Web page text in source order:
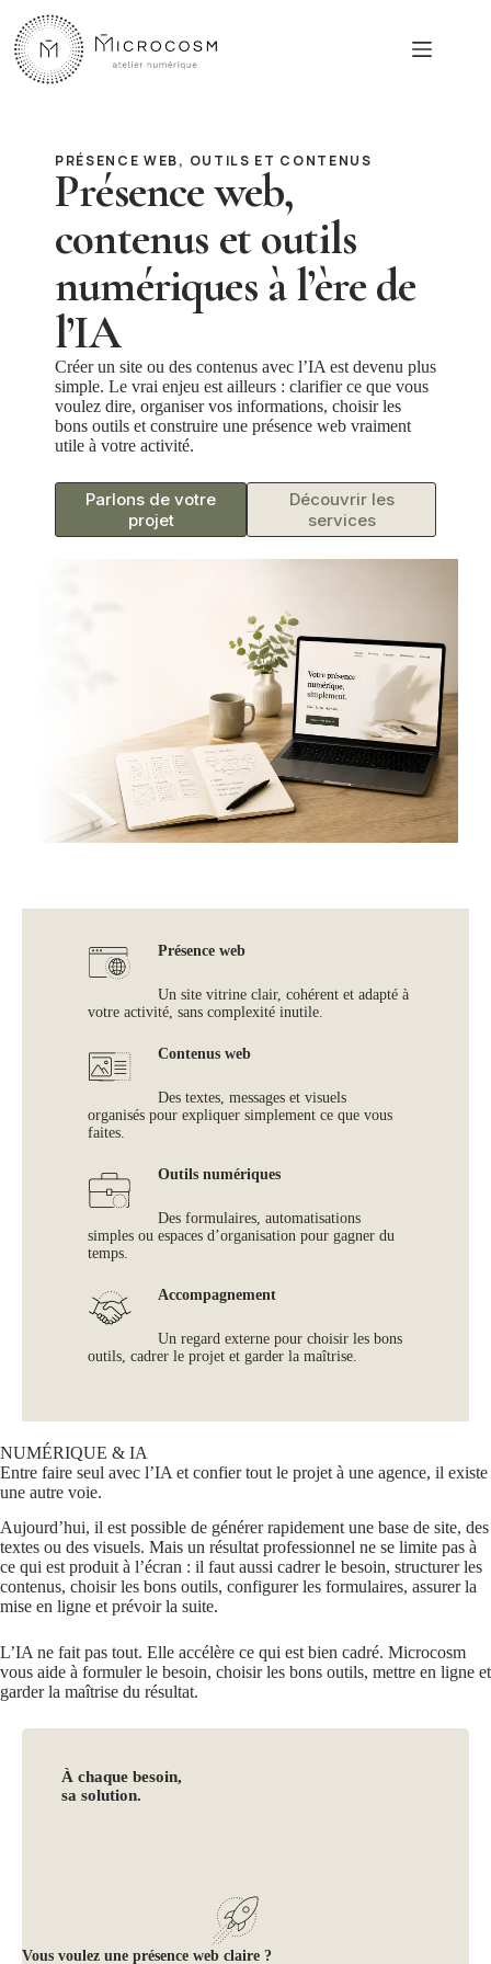
contenu
PRÉSENCE WEB, OUTILS ET CONTENUS
Présence web,
contenus et outils
numériques à l’ère de
l’IA
Créer un site ou des contenus avec l’IA est devenu plus
simple. Le vrai enjeu est ailleurs : clarifier ce que vous
voulez dire, organiser vos informations, choisir les
bons outils et construire une présence web vraiment
utile à votre activité.
Parlons de votre
projet
Découvrir les
services
Présence web
Un site vitrine clair, cohérent et adapté à
votre activité, sans complexité inutile.
Contenus web
Des textes, messages et visuels
organisés pour expliquer simplement ce que vous
faites.
Outils numériques
Des formulaires, automatisations
simples ou espaces d’organisation pour gagner du
temps.
Accompagnement
Un regard externe pour choisir les bons
outils, cadrer le projet et garder la maîtrise.
NUMÉRIQUE & IA
Entre faire seul avec l’IA et confier tout le projet à une agence, il existe
une autre voie.
Aujourd’hui, il est possible de générer rapidement une base de site, des
textes ou des visuels. Mais un résultat professionnel ne se limite pas à
ce qui est produit à l’écran : il faut aussi cadrer le besoin, structurer les
contenus, choisir les bons outils, configurer les formulaires, assurer la
mise en ligne et prévoir la suite.
L’IA ne fait pas tout. Elle accélère ce qui est bien cadré. Microcosm
vous aide à formuler le besoin, choisir les bons outils, mettre en ligne et
garder la maîtrise du résultat.
À chaque besoin,
sa solution.
Vous voulez une présence web claire ?